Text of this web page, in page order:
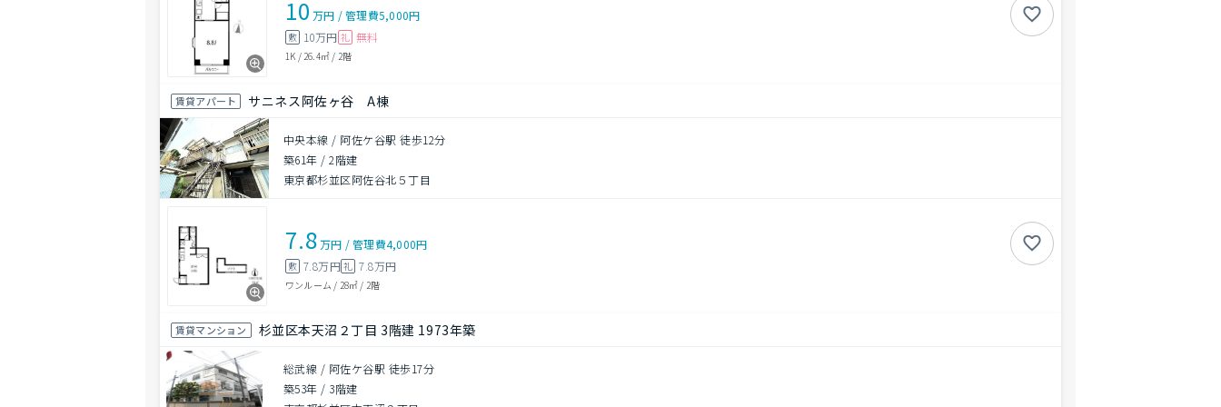
10 万円 /管理費5,000円
敷 10万円 礼 無料
1K / 26.4㎡ / 2階
賃貸アパート サニネス阿佐ヶ谷 A棟
中央本線 / 阿佐ケ谷駅 徒歩12分
築61年 /2階建
東京都杉並区阿佐谷北５丁目
7.8万円 /管理費4,000円
敷 7.8万円礼 7.8万円
ワンルーム / 28㎡ / 2階
賃貸マンション 杉並区本天沼２丁目 3階建 1973年築
総武線 / 阿佐ケ谷駅 徒歩17分
築53年 / 3階建